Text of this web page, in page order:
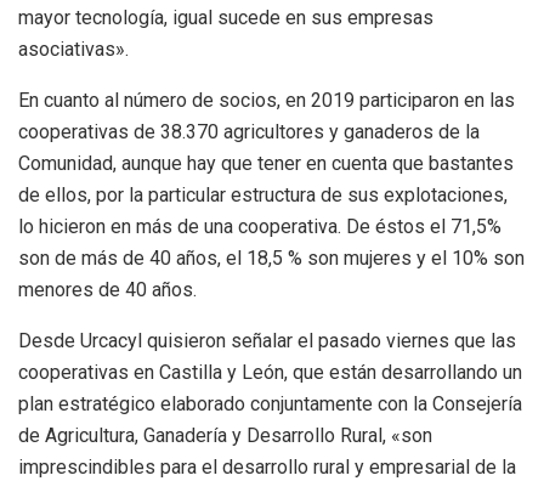
mayor tecnología, igual sucede en sus empresas
asociativas».
En cuanto al número de socios, en 2019 participaron en las
cooperativas de 38.370 agricultores y ganaderos de la
Comunidad, aunque hay que tener en cuenta que bastantes
de ellos, por la particular estructura de sus explotaciones,
lo hicieron en más de una cooperativa. De éstos el 71,5%
son de más de 40 años, el 18,5 % son mujeres y el 10% son
menores de 40 años.
Desde Urcacyl quisieron señalar el pasado viernes que las
cooperativas en Castilla y León, que están desarrollando un
plan estratégico elaborado conjuntamente con la Consejería
de Agricultura, Ganadería y Desarrollo Rural, «son
imprescindibles para el desarrollo rural y empresarial de la